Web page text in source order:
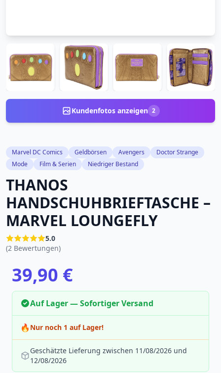
Kundenfotos anzeigen 2
Marvel DC Comics Geldbörsen Avengers
Doctor Strange
Mode
Film & Serien Niedriger Bestand
THANOS
HANDSCHUHBRIEFTASCHE –
MARVEL LOUNGEFLY
5.0
(2 Bewertungen)
39,90 €
Auf Lager — Sofortiger Versand
🔥 Nur noch 1 auf Lager!
Geschätzte Lieferung zwischen 11/08/2026 und
12/08/2026